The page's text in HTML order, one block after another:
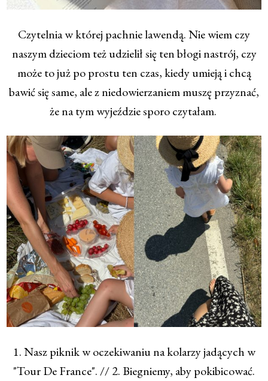
Czytelnia w której pachnie lawendą. Nie wiem czy
naszym dzieciom też udzielił się ten błogi nastrój, czy
może to już po prostu ten czas, kiedy umieją i chcą
bawić się same, ale z niedowierzaniem muszę przyznać,
że na tym wyjeździe sporo czytałam.
1. Nasz piknik w oczekiwaniu na kolarzy jadących w
"Tour De France". // 2. Biegniemy, aby pokibicować.